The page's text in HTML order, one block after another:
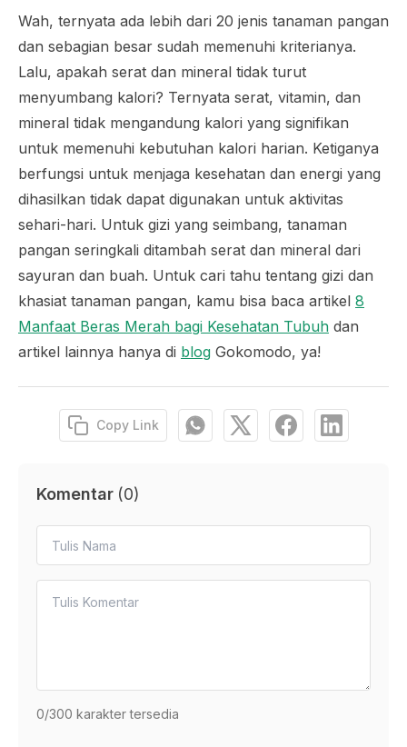
Wah, ternyata ada lebih dari 20 jenis tanaman pangan
dan sebagian besar sudah memenuhi kriterianya.
Lalu, apakah serat dan mineral tidak turut
menyumbang kalori? Ternyata serat, vitamin, dan
mineral tidak mengandung kalori yang signifikan
untuk memenuhi kebutuhan kalori harian. Ketiganya
berfungsi untuk menjaga kesehatan dan energi yang
dihasilkan tidak dapat digunakan untuk aktivitas
sehari-hari. Untuk gizi yang seimbang, tanaman
pangan seringkali ditambah serat dan mineral dari
sayuran dan buah. Untuk cari tahu tentang gizi dan
khasiat tanaman pangan, kamu bisa baca artikel 8
Manfaat Beras Merah bagi Kesehatan Tubuh dan
artikel lainnya hanya di blog Gokomodo, ya!
Copy Link
Komentar (0)
0/300 karakter tersedia